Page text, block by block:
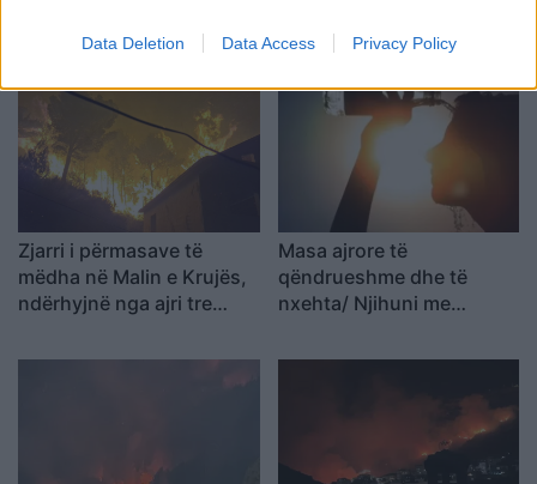
Data Deletion Data Access Privacy Policy
dhe katër të plagosur në
përplasjen midis furgonit
flakët kërcënojnë zonat e
banuara
Zjarri i përmasave të
mëdha në Malin e Krujës,
ndërhyjnë nga ajri tre
Bayraktar
Masa ajrore të
qëndrueshme dhe të
nxehta/ Njihuni me
Gusht 2026, ja qytetet ku